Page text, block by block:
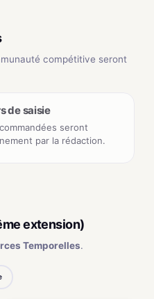
compétitive seront
de saisie
seront
par la rédaction.
extension)
Temporelles.